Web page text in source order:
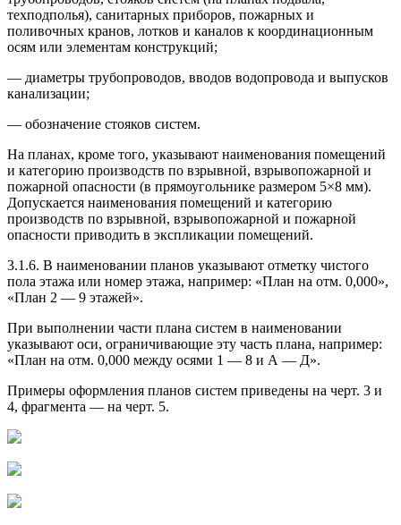
техподполья), санитарных приборов, пожарных и
поливочных кранов, лотков и каналов к координационным
осям или элементам конструкций;
— диаметры трубопроводов, вводов водопровода и выпусков
канализации;
— обозначение стояков систем.
На планах, кроме того, указывают наименования помещений
и категорию производств по взрывной, взрывопожарной и
пожарной опасности (в прямоугольнике размером 5×8 мм).
Допускается наименования помещений и категорию
производств по взрывной, взрывопожарной и пожарной
опасности приводить в экспликации помещений.
3.1.6. В наименовании планов указывают отметку чистого
пола этажа или номер этажа, например: «План на отм. 0,000»,
«План 2 — 9 этажей».
При выполнении части плана систем в наименовании
указывают оси, ограничивающие эту часть плана, например:
«План на отм. 0,000 между осями 1 — 8 и А — Д».
Примеры оформления планов систем приведены на черт. 3 и
4, фрагмента — на черт. 5.